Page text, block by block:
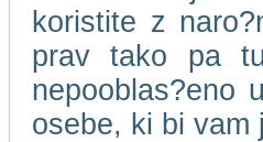
koristite z
prav tako pa
nepooblas?eno
osebe, ki bi vam